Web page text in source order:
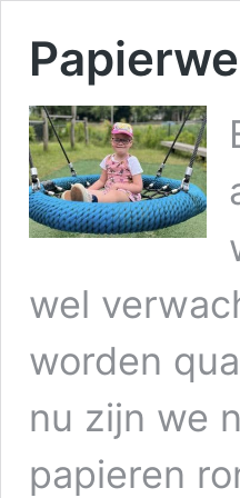
wel
worden
nu zijn we
papieren